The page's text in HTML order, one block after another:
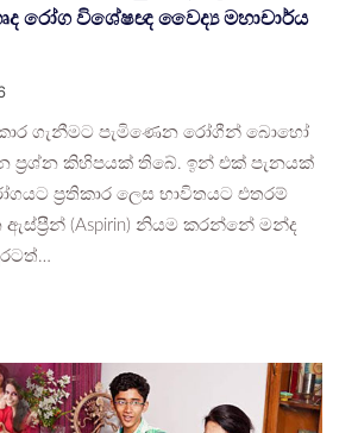
රෝග විශේෂඥ වෛද්‍ය මහාචාර්ය
ගැනීමට පැමිණෙන රෝගීන් බොහෝ
ප්‍රශ්න කිහිපයක් තිබේ. ඉන් එක් පැනයක්
ප්‍රතිකාර ලෙස භාවිතයට එතරම්
(Aspirin) නියම කරන්නේ මන්ද